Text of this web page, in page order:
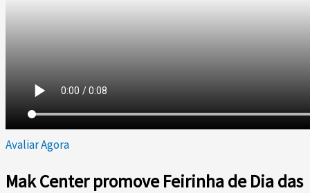
Avaliar Agora
Mak Center promove Feirinha de Dia das